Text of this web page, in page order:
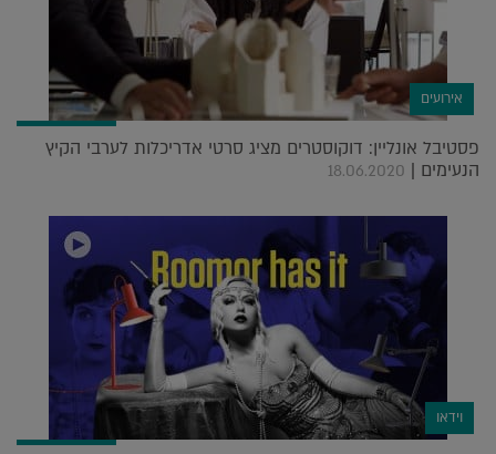
אירועים
פסטיבל אונליין: דוקוסטרים מציג סרטי אדריכלות לערבי הקיץ
הנעימים | 18.06.2020
וידאו